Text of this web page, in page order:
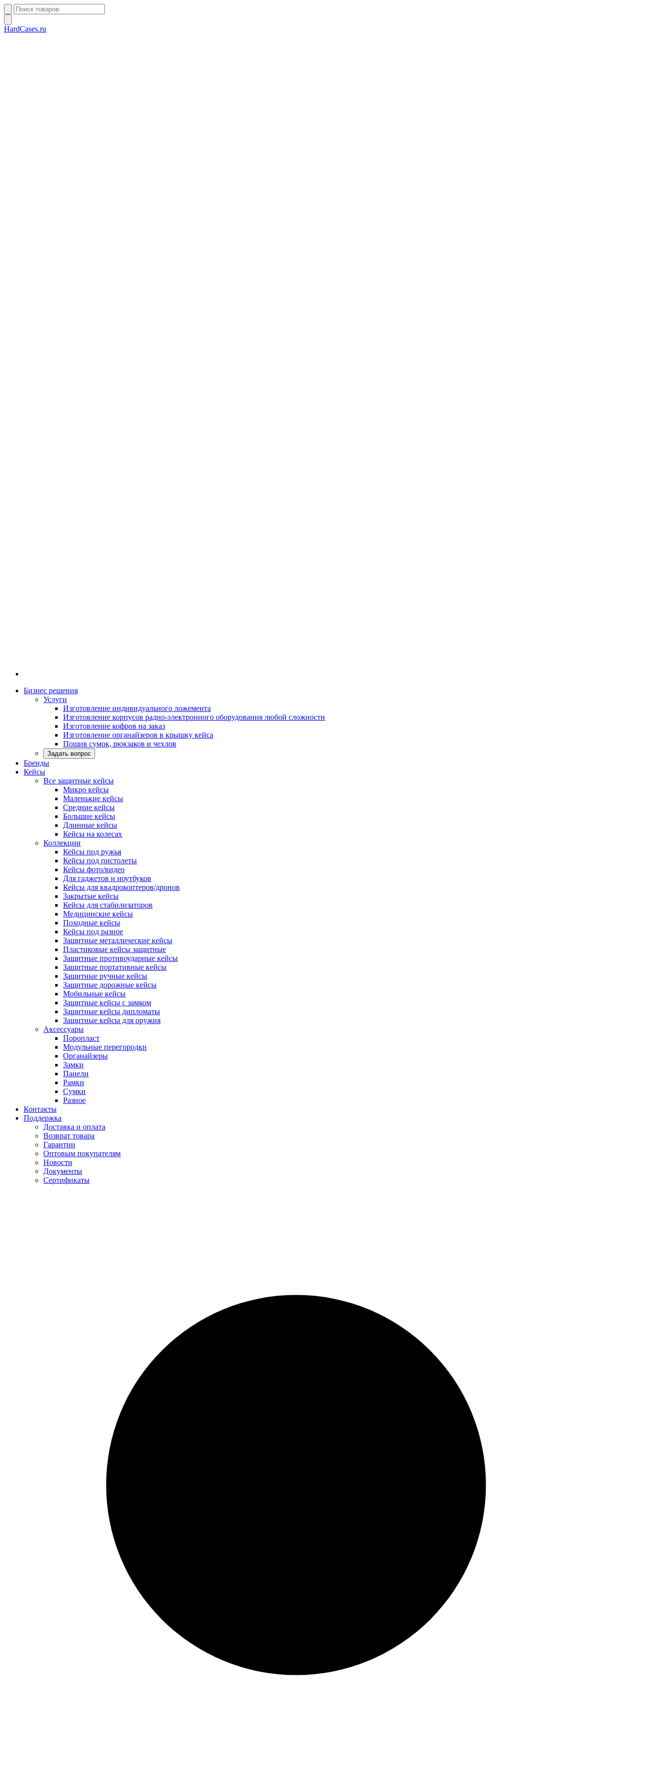
HardCases.ru
Бизнес решения
Услуги
Изготовление индивидуального ложемента
Изготовление корпусов радио-электронного оборудования любой сложности
Изготовление кофров на заказ
Изготовление органайзеров в крышку кейса
Пошив сумок, рюкзаков и чехлов
Задать вопрос
Бренды
Кейсы
Все защитные кейсы
Микро кейсы
Маленькие кейсы
Средние кейсы
Большие кейсы
Длинные кейсы
Кейсы на колесах
Коллекции
Кейсы под ружья
Кейсы под пистолеты
Кейсы фото/видео
Для гаджетов и ноутбуков
Кейсы для квадрокоптеров/дронов
Закрытые кейсы
Кейсы для стабилизаторов
Медицинские кейсы
Походные кейсы
Кейсы под разное
Защитные металлические кейсы
Пластиковые кейсы защитные
Защитные противоударные кейсы
Защитные портативные кейсы
Защитные ручные кейсы
Защитные дорожные кейсы
Мобильные кейсы
Защитные кейсы с замком
Защитные кейсы дипломаты
Защитные кейсы для оружия
Аксессуары
Поропласт
Модульные перегородки
Органайзеры
Замки
Панели
Рамки
Сумки
Разное
Контакты
Поддержка
Доставка и оплата
Возврат товара
Гарантии
Оптовым покупателям
Новости
Документы
Сертификаты